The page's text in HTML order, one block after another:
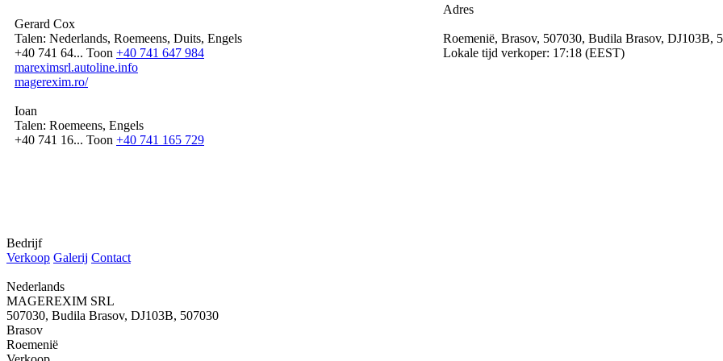
Gerard Cox
Talen: Nederlands, Roemeens, Duits, Engels
+40 741 64... Toon +40 741 647 984
mareximsrl.autoline.info
magerexim.ro/
Ioan
Talen: Roemeens, Engels
+40 741 16... Toon +40 741 165 729
Adres
Roemenië, Brasov, 507030, Budila Brasov, DJ103B,
Lokale tijd verkoper: 17:18 (EEST)
Bedrijf
Verkoop Galerij Contact
Nederlands
MAGEREXIM SRL
507030, Budila Brasov, DJ103B, 507030
Brasov
Roemenië